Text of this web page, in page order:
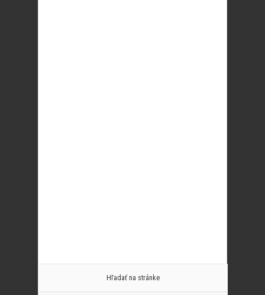
Hľadať na stránke